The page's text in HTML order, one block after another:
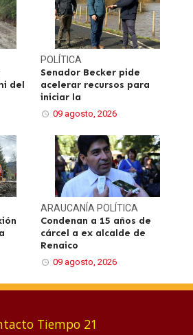
del
POLÍTICA
Senador Becker pide
acelerar recursos para
iniciar la
09 agosto, 2026
ARAUCANÍA POLÍTICA
Condenan a 15 años de
cárcel a ex alcalde de
Renaico
09 agosto, 2026
Tiempo 21